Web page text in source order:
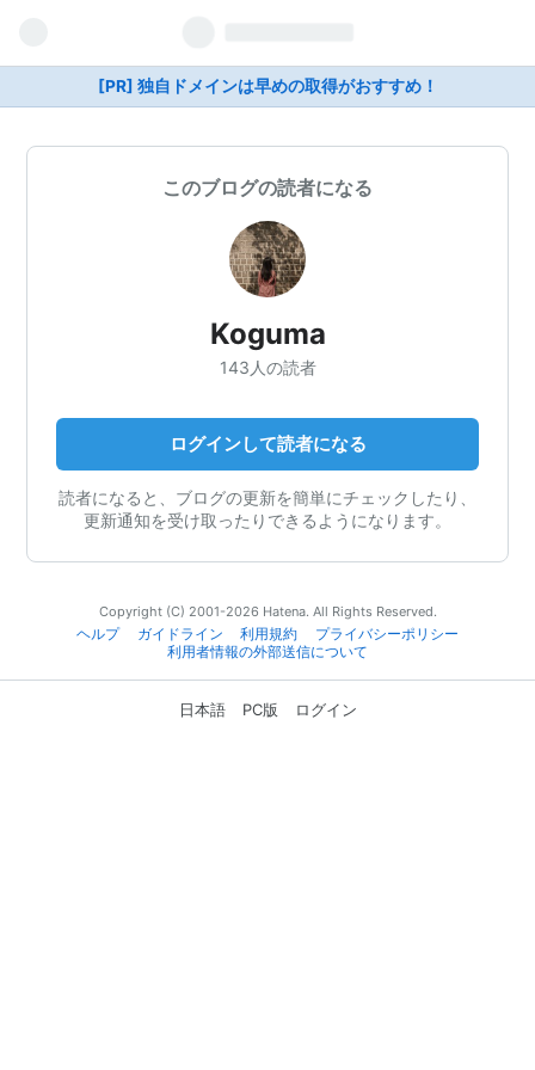
[PR] 独自ドメインは早めの取得がおすすめ！
このブログの読者になる
Koguma
143人の読者
ログインして読者になる
読者になると、ブログの更新を簡単にチェックしたり、
更新通知を受け取ったりできるようになります。
Copyright (C) 2001-2026 Hatena. All Rights Reserved.
ヘルプ
ガイドライン 利用規約
プライバシーポリシー
利用者情報の外部送信について
日本語 PC版 ログイン